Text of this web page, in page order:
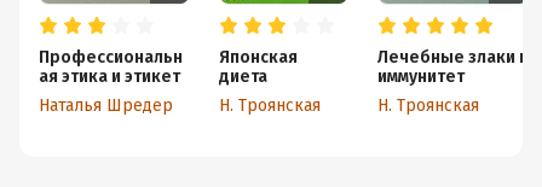
Профессиональн
ая этика и этикет
Наталья Шредер
Японская
диета
Н. Троянская
Лечебные злаки и
иммунитет
Н. Троянская